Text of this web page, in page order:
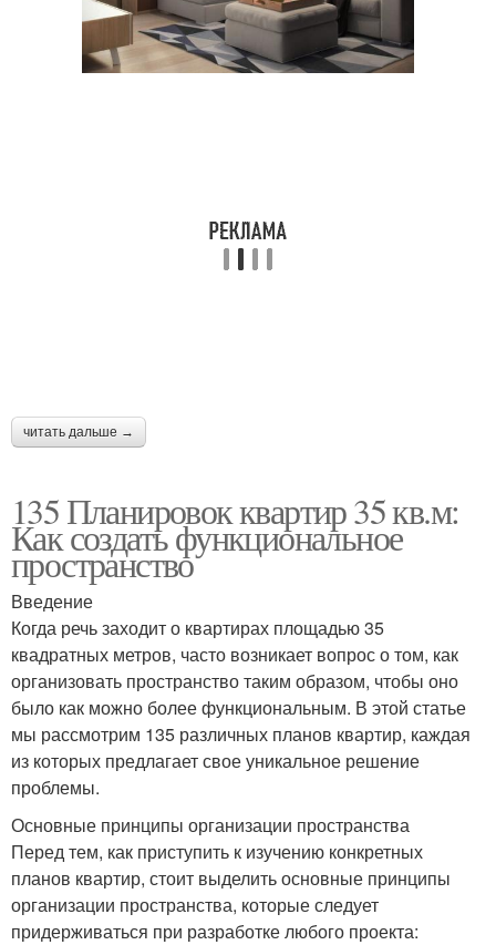
читать дальше →
135 Планировок квартир 35 кв.м:
Как создать функциональное
пространство
Введение
Когда речь заходит о квартирах площадью 35
квадратных метров, часто возникает вопрос о том, как
организовать пространство таким образом, чтобы оно
было как можно более функциональным. В этой статье
мы рассмотрим 135 различных планов квартир, каждая
из которых предлагает свое уникальное решение
проблемы.
Основные принципы организации пространства
Перед тем, как приступить к изучению конкретных
планов квартир, стоит выделить основные принципы
организации пространства, которые следует
придерживаться при разработке любого проекта: